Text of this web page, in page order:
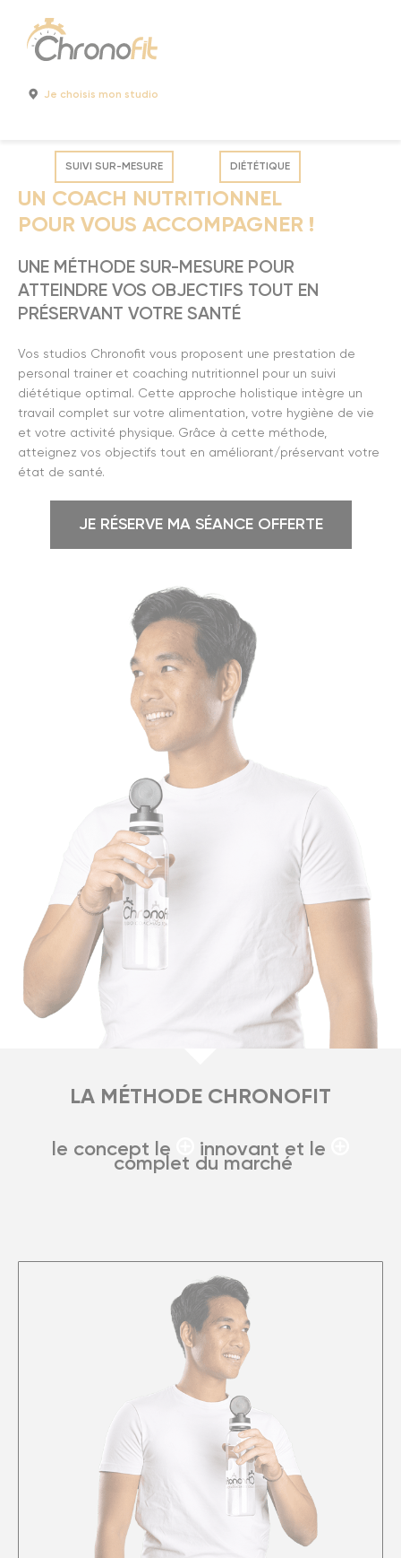
Je choisis mon studio
SUIVI SUR-MESURE DIÉTÉTIQUE
UN COACH NUTRITIONNEL
POUR VOUS ACCOMPAGNER !
UNE MÉTHODE SUR-MESURE POUR
ATTEINDRE VOS OBJECTIFS TOUT EN
PRÉSERVANT VOTRE SANTÉ
Vos studios Chronofit vous proposent une prestation de
personal trainer et coaching nutritionnel pour un suivi
diététique optimal. Cette approche holistique intègre un
travail complet sur votre alimentation, votre hygiène de vie
et votre activité physique. Grâce à cette méthode,
atteignez vos objectifs tout en améliorant/préservant votre
état de santé.
JE RÉSERVE MA SÉANCE OFFERTE
LA MÉTHODE CHRONOFIT
le concept le innovant et le
complet du marché